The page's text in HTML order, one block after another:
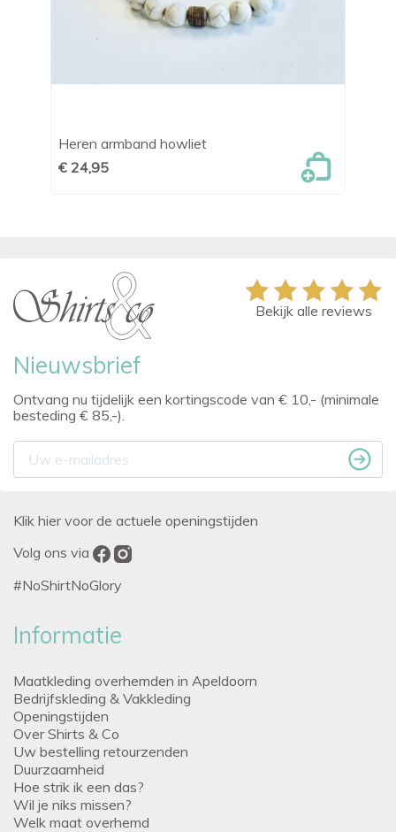
Heren armband howliet
€ 24,95
Nieuwsbrief
Ontvang nu tijdelijk een kortingscode van € 10,- (minimale
besteding € 85,-).
Bekijk alle reviews
Klik hier voor de actuele openingstijden
Volg ons via
#NoShirtNoGlory
Informatie
Maatkleding overhemden in Apeldoorn
Bedrijfskleding & Vakkleding
Openingstijden
Over Shirts & Co
Uw bestelling retourzenden
Duurzaamheid
Hoe strik ik een das?
Wil je niks missen?
Welk maat overhemd